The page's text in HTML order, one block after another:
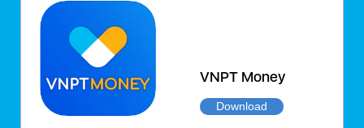
VNPT Money
Download